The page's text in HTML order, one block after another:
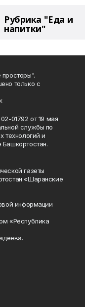
Рубрика "Еда и
напитки"
только с
01792 от 19 мая
службы по
технологий и
газеты
«Шаранские
информации
«Республика